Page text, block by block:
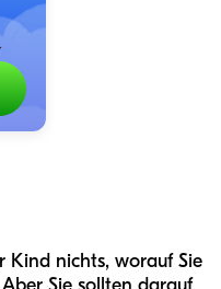
Kind nichts, worauf Sie